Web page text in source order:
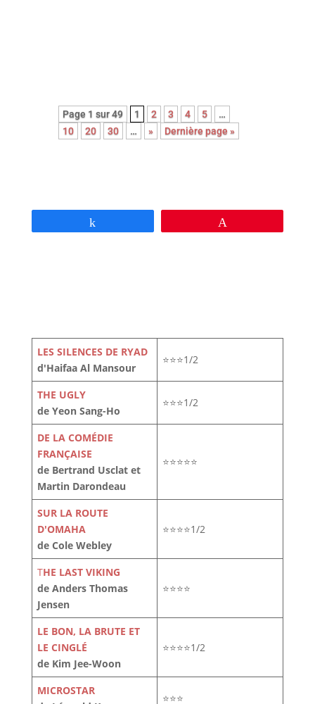
Page 1 sur 49 1 2 3 4 5
…
10
20 30 … » Dernière page »
LES SILENCES DE RYAD
d'Haifaa Al Mansour
⭐⭐⭐1/2
THE UGLY
de Yeon Sang-Ho
⭐⭐⭐1/2
DE LA COMÉDIE
FRANÇAISE
de Bertrand Usclat et
Martin Darondeau
⭐⭐⭐⭐⭐
SUR LA ROUTE
D'OMAHA
de Cole Webley
⭐⭐⭐⭐1/2
THE LAST VIKING
de Anders Thomas
Jensen
⭐⭐⭐⭐
LE BON, LA BRUTE ET
LE CINGLÉ
de Kim Jee-Woon
⭐⭐⭐⭐1/2
MICROSTAR
⭐⭐⭐